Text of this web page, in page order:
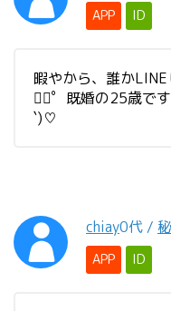
APP ID
暇やから、誰か
❁⃘゜既婚の25歳です
`)♡
chiay0代 /
APP ID